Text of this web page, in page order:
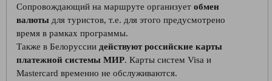
Сопровождающий на маршруте организует обмен
валюты для туристов, т.е. для этого предусмотрено
время в рамках программы.
Также в Белоруссии действуют российские карты
платежной системы МИР. Карты систем Visa и
Mastercard временно не обслуживаются.